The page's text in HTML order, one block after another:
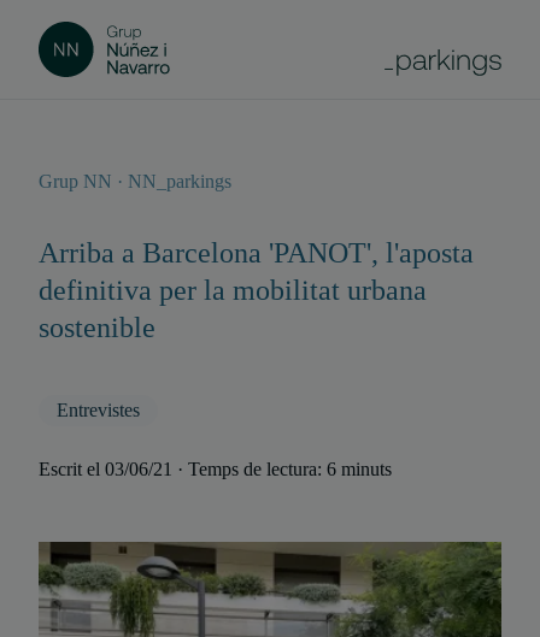
Grup NN · NN_parkings
Arriba a Barcelona 'PANOT', l'aposta
definitiva per la mobilitat urbana
sostenible
Entrevistes
Escrit el 03/06/21 · Temps de lectura: 6 minuts